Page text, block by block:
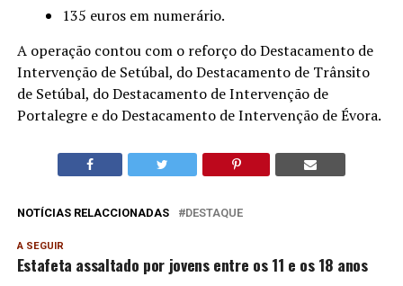
135 euros em numerário.
A operação contou com o reforço do Destacamento de
Intervenção de Setúbal, do Destacamento de Trânsito
de Setúbal, do Destacamento de Intervenção de
Portalegre e do Destacamento de Intervenção de Évora.
NOTÍCIAS RELACCIONADAS DESTAQUE
A SEGUIR
Estafeta assaltado por jovens entre os 11 e os 18 anos